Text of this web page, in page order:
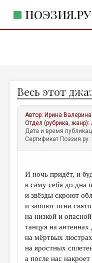
ПОЭЗИЯ.РУ
ЖАНРЫ
АВТОРЫ
КОММЕНТАРИИ
ЛИТСАЛОН
ПРАВИЛА САЙТА
ОТДЕЛЫ И РУБРИКИ
ИЗБРАННОЕ
ДАЙДЖЕСТ
ПРОИЗВЕДЕНИЯ
Весь этот
Автор: Ирина Валерина
Отдел (рубрика, жанр):
Дата и время
Сертификат
И ночь придёт, и
в саму себя до дна
и звёзды скроют
и запоют огни
на низкой и
танцуя на антеннах
на мёртвых
на яростных
а после нас